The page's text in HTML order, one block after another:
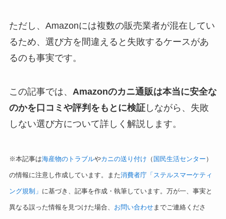
ただし、Amazonには複数の販売業者が混在してい
るため、選び方を間違えると失敗するケースがあ
るのも事実です。
この記事では、 Amazonのカニ通販は本当に安全な
のかを口コミや評判をもとに検証しながら、失敗
しない選び方について詳しく解説します。
※本記事は海産物のトラブルやカニの送り付け （ 国民生活センター ）
の情報に注意し作成しています。また消費者庁「ステルスマーケティ
ング規制」 に基づき、記事を作成・執筆しています。万が一、事実と
異なる誤った情報を見つけた場合、 お問い合わせまでご連絡くださ